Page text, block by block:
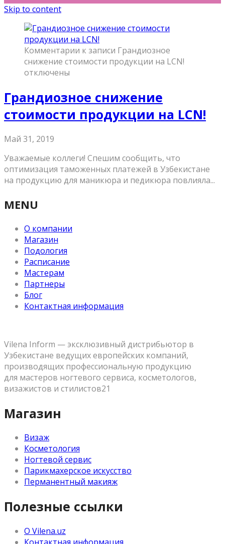
Skip to content
Комментарии к записи Грандиозное
снижение стоимости продукции на LCN!
отключены
Грандиозное снижение
стоимости продукции на LCN!
Май 31, 2019
Уважаемые коллеги! Спешим сообщить, что
оптимизация таможенных платежей в Узбекистане
на продукцию для маникюра и педикюра повлияла...
MENU
О компании
Магазин
Подология
Расписание
Мастерам
Партнеры
Блог
Контактная информация
Vilena Inform — эксклюзивный дистрибьютор в
Узбекистане ведущих европейских компаний,
производящих профессиональную продукцию
для мастеров ногтевого сервиса, косметологов,
визажистов и стилистов21
Магазин
Визаж
Косметология
Ногтевой сервис
Парикмахерское искусство
Перманентный макияж
Полезные ссылки
О Vilena.uz